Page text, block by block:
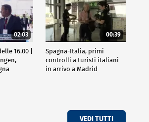
02:03
16.00 |
00:39
Spagna-Italia, primi
controlli a turisti italiani
in arrivo a Madrid
VEDI TUTTI